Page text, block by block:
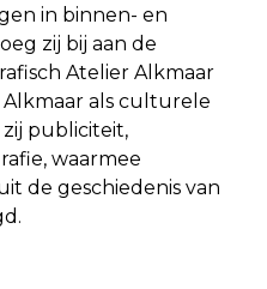
in binnen- en
zij bij aan de
Atelier Alkmaar
als culturele
publiciteit,
waarmee
de geschiedenis van